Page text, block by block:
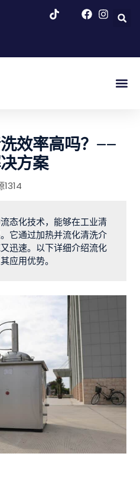
效率高吗？——
方案
1314
态化技术，能够在工业清
它通过加热并流化清洗介
迅速。以下详细介绍流化
应用优势。